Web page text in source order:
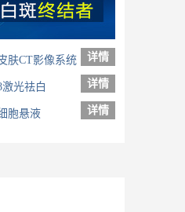
肤CT影像系统 详情
光祛白 详情
胞悬液 详情